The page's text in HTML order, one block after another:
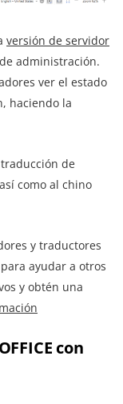
versión de servidor
administración.
ver el estado
haciendo la
de
como al chino
y traductores
ayudar a otros
y obtén una
con